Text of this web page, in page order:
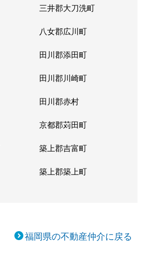
三井郡大刀洗町
八女郡広川町
田川郡添田町
田川郡川崎町
田川郡赤村
京都郡苅田町
築上郡吉富町
築上郡築上町
福岡県の不動産仲介に戻る